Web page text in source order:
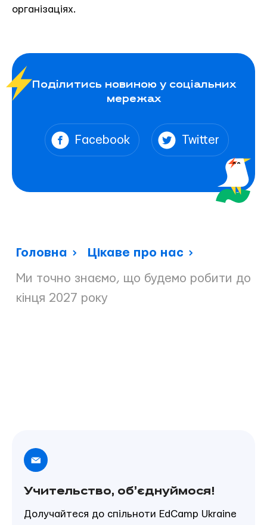
організаціях.
Поділитись новиною у соціальних
мережах
Facebook Twitter
Головна Цікаве про нас
Ми точно знаємо, що будемо робити до
кінця 2027 року
Учительство, об’єднуймося!
Долучайтеся до спільноти EdCamp Ukraine